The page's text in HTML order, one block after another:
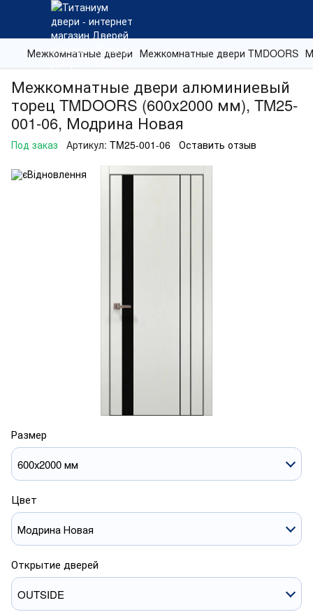
Межкомнатные двери Межкомнатные двери TMDOORS
Межкомнатные двери алюминиевый
торец TMDOORS (600х2000 мм), TM25-
001-06, Модрина Новая
Под заказ Артикул: TM25-001-06 Оставить отзыв
Размер
600х2000 мм
Цвет
Модрина Новая
Открытие дверей
OUTSIDE